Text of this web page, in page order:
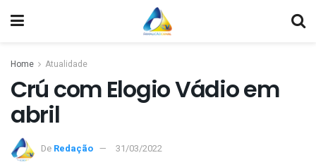
Home Atualidade
Crú com Elogio Vádio em
abril
De Redação 31/03/2022